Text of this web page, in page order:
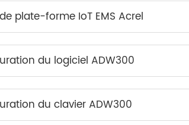
plate-forme IoT EMS Acrel
du logiciel ADW300
du clavier ADW300